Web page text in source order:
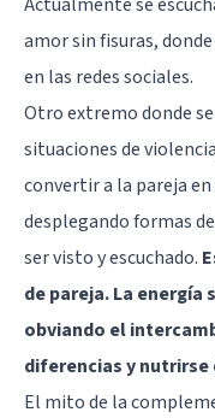
amor sin fisuras,
en las redes sociales.
Otro extremo donde
situaciones de
convertir a la pareja
desplegando formas
ser visto y escuchado.
de pareja. La
obviando el
diferencias y nutrirse
El mito de la